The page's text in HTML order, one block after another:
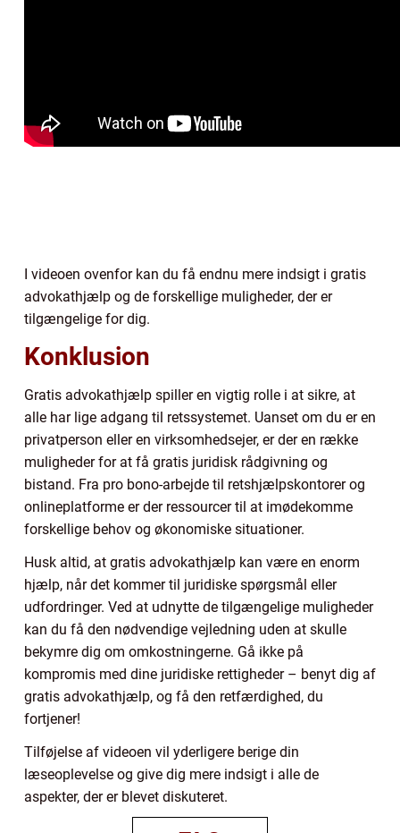
I videoen ovenfor kan du få endnu mere indsigt i gratis
advokathjælp og de forskellige muligheder, der er
tilgængelige for dig.
Konklusion
Gratis advokathjælp spiller en vigtig rolle i at sikre, at
alle har lige adgang til retssystemet. Uanset om du er en
privatperson eller en virksomhedsejer, er der en række
muligheder for at få gratis juridisk rådgivning og
bistand. Fra pro bono-arbejde til retshjælpskontorer og
onlineplatforme er der ressourcer til at imødekomme
forskellige behov og økonomiske situationer.
Husk altid, at gratis advokathjælp kan være en enorm
hjælp, når det kommer til juridiske spørgsmål eller
udfordringer. Ved at udnytte de tilgængelige muligheder
kan du få den nødvendige vejledning uden at skulle
bekymre dig om omkostningerne. Gå ikke på
kompromis med dine juridiske rettigheder – benyt dig af
gratis advokathjælp, og få den retfærdighed, du
fortjener!
Tilføjelse af videoen vil yderligere berige din
læseoplevelse og give dig mere indsigt i alle de
aspekter, der er blevet diskuteret.